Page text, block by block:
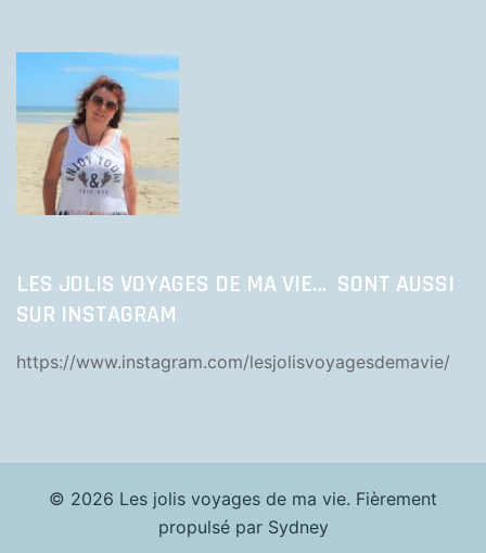
LES JOLIS VOYAGES DE MA VIE… SONT AUSSI
SUR INSTAGRAM
https://www.instagram.com/lesjolisvoyagesdemavie/
© 2026 Les jolis voyages de ma vie. Fièrement
propulsé par Sydney